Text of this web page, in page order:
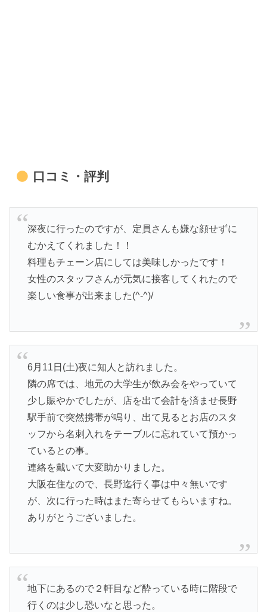
口コミ・評判
深夜に行ったのですが、定員さんも嫌な顔せずに
むかえてくれました！！
料理もチェーン店にしては美味しかったです！
女性のスタッフさんが元気に接客してくれたので
楽しい食事が出来ました(^-^)/
6月11日(土)夜に知人と訪れました。
隣の席では、地元の大学生が飲み会をやっていて
少し賑やかでしたが、店を出て会計を済ませ長野
駅手前で突然携帯が鳴り、出て見るとお店のスタ
ッフから名刺入れをテーブルに忘れていて預かっ
ているとの事。
連絡を戴いて大変助かりました。
大阪在住なので、長野迄行く事は中々無いです
が、次に行った時はまた寄らせてもらいますね。
ありがとうございました。
地下にあるので２軒目など酔っている時に階段で
行くのは少し恐いなと思った。